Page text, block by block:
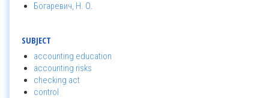
Богаревич, Н. О.
SUBJECT
accounting education
accounting risks
checking act
control